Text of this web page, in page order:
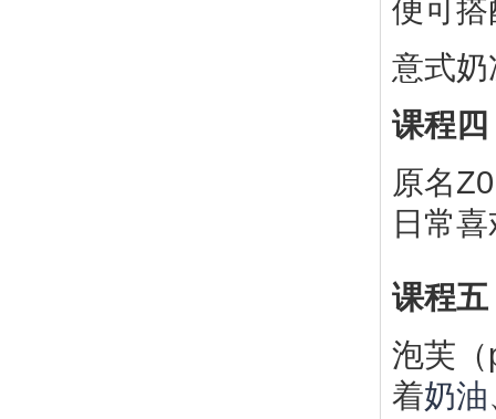
便可
意式
课程
原名
日常
课程
泡芙
着奶油